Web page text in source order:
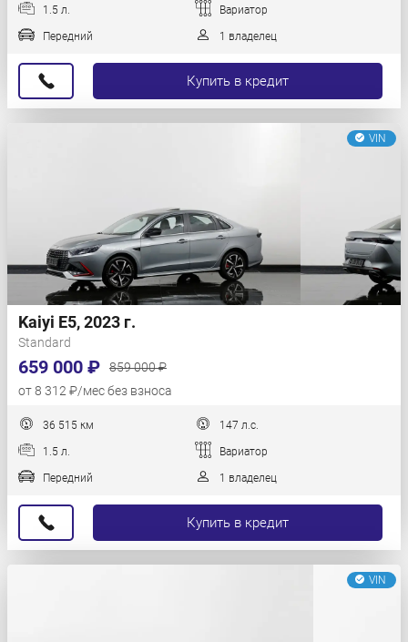
1.5 л. Вариатор
Передний 1 владелец
Купить в кредит
VIN
Kaiyi E5, 2023 г.
Standard
659 000 ₽
859 000 ₽
от 8 312 ₽/мес без взноса
36 515 км 147 л.с.
1.5 л. Вариатор
Передний 1 владелец
Купить в кредит
VIN